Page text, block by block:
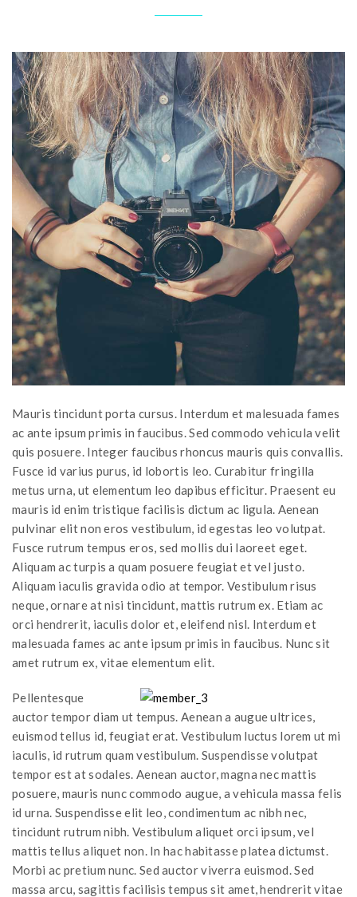
Mauris tincidunt porta cursus. Interdum et malesuada fames
ac ante ipsum primis in faucibus. Sed commodo vehicula velit
quis posuere. Integer faucibus rhoncus mauris quis convallis.
Fusce id varius purus, id lobortis leo. Curabitur fringilla
metus urna, ut elementum leo dapibus efficitur. Praesent eu
mauris id enim tristique facilisis dictum ac ligula. Aenean
pulvinar elit non eros vestibulum, id egestas leo volutpat.
Fusce rutrum tempus eros, sed mollis dui laoreet eget.
Aliquam ac turpis a quam posuere feugiat et vel justo.
Aliquam iaculis gravida odio at tempor. Vestibulum risus
neque, ornare at nisi tincidunt, mattis rutrum ex. Etiam ac
orci hendrerit, iaculis dolor et, eleifend nisl. Interdum et
malesuada fames ac ante ipsum primis in faucibus. Nunc sit
amet rutrum ex, vitae elementum elit.
Pellentesque
auctor tempor diam ut tempus. Aenean a augue ultrices,
euismod tellus id, feugiat erat. Vestibulum luctus lorem ut mi
iaculis, id rutrum quam vestibulum. Suspendisse volutpat
tempor est at sodales. Aenean auctor, magna nec mattis
posuere, mauris nunc commodo augue, a vehicula massa felis
id urna. Suspendisse elit leo, condimentum ac nibh nec,
tincidunt rutrum nibh. Vestibulum aliquet orci ipsum, vel
mattis tellus aliquet non. In hac habitasse platea dictumst.
Morbi ac pretium nunc. Sed auctor viverra euismod. Sed
massa arcu, sagittis facilisis tempus sit amet, hendrerit vitae